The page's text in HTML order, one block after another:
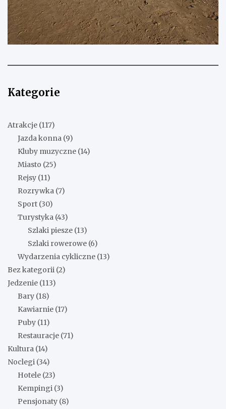
Kategorie
Atrakcje (117)
Jazda konna (9)
Kluby muzyczne (14)
Miasto (25)
Rejsy (11)
Rozrywka (7)
Sport (30)
Turystyka (43)
Szlaki piesze (13)
Szlaki rowerowe (6)
Wydarzenia cykliczne (13)
Bez kategorii (2)
Jedzenie (113)
Bary (18)
Kawiarnie (17)
Puby (11)
Restauracje (71)
Kultura (14)
Noclegi (34)
Hotele (23)
Kempingi (3)
Pensjonaty (8)